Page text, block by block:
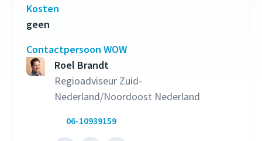
Kosten
geen
Contactpersoon WOW
Roel Brandt
Regioadviseur Zuid-
Nederland/Noordoost Nederland
06-10939159